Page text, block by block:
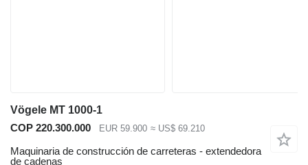
Vögele MT 1000-1
COP 220.300.000
EUR 59.900 ≈ US$ 69.210
Maquinaria de construcción de carreteras - extendedora
de cadenas